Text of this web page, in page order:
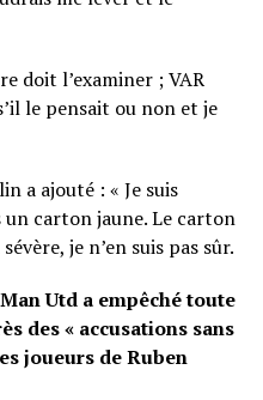
doit l’examiner ; VAR
le pensait ou non et je
a ajouté : « Je suis
carton jaune. Le carton
je n’en suis pas sûr.
Utd a empêché toute
des « accusations sans
joueurs de Ruben